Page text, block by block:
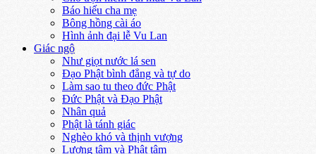
Báo hiếu cha mẹ
Bông hồng cài áo
Hình ảnh đại lễ Vu Lan
Giác ngộ
Như giọt nước lá sen
Đạo Phật bình đẳng và tự do
Làm sao tu theo đức Phật
Đức Phật và Đạo Phật
Nhân quả
Phật là tánh giác
Nghèo khó và thịnh vượng
Lương tâm và Phật tâm